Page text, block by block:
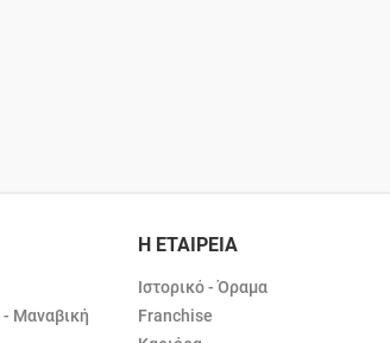
Μαναβική
Η ΕΤΑΙΡΕΙΑ
Ιστορικό - Όραμα
Franchise